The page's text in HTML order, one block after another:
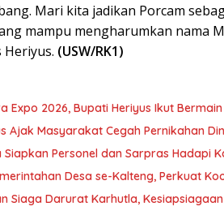
Mari kita jadikan Porcam
mampu mengharumkan nama
(USW/RK1)
Expo 2026, Bupati Heriyus Ikut
Ajak Masyarakat Cegah Pernikahan
Siapkan Personel dan Sarpras Hadapi
Desa se-Kalteng, Perkuat
Siaga Darurat Karhutla,